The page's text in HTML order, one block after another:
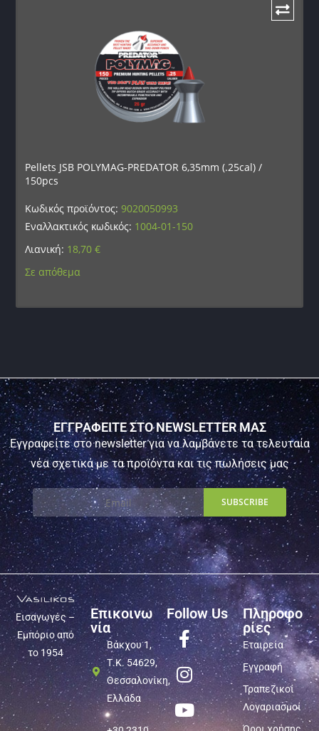
Pellets JSB POLYMAG-PREDATOR 6,35mm (.25cal) /
150pcs
Κωδικός προϊόντος:9020050993
Εναλλακτικός κωδικός: 1004-01-150
Λιανική: 18,70€
Σε απόθεμα
ΕΓΓΡΑΦΕΙΤΕ ΣΤΟ NEWSLETTER ΜΑΣ
Εγγραφείτε στο newsletter για να λαμβάνετε τα τελευταία
νέα σχετικά με τα προϊόντα και τις πωλήσεις μας
Εισαγωγές –
Εμπόριο από
το 1954
Επικοινω
νία
Βάκχου 1,
Τ.Κ. 54629,
Θεσσαλονίκη,
Ελλάδα
Follow Us
Πληροφο
ρίες
Εταιρεία
Εγγραφή
Τραπεζικοί
Λογαριασμοί